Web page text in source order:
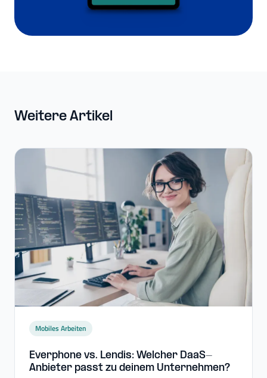
Weitere Artikel
Mobiles Arbeiten
Everphone vs. Lendis: Welcher DaaS-​
Anbieter passt zu deinem Unternehmen?